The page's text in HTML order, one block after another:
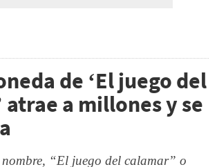
de ‘El juego del
atrae a millones y se
“El juego del calamar” o